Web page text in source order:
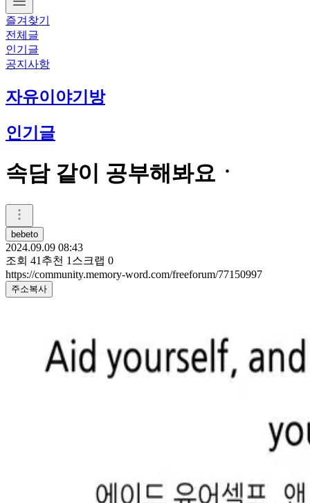
즐겨찾기
전체글
인기글
공지사항
자유이야기방
인기글
속담 같이 공부해봐요ㆍ
bebeto
2024.09.09 08:43
조회 41 추천 1 스크랩 0
https://community.memory-word.com/freeforum/77150997
주소복사